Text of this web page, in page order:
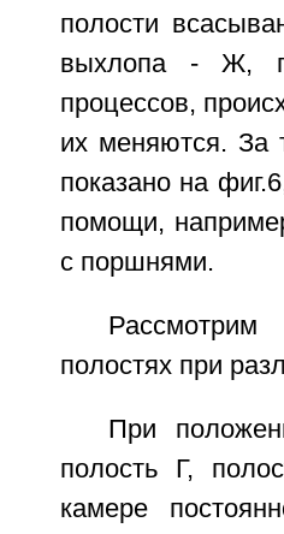
полости
выхлопа - Ж,
процессов,
их меняются. За
показано на
помощи,
с поршнями.
полостях при
При
полость Г,
камере